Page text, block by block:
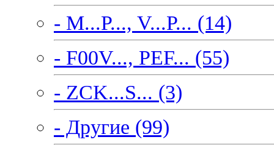
- M...P..., V...P... (14)
- F00V..., PEF... (55)
- ZCK...S... (3)
- Другие (99)